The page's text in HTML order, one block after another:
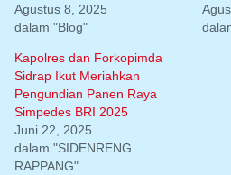
Agustus 8, 2025
dalam "Blog"
Kapolres dan Forkopimda
Sidrap Ikut Meriahkan
Pengundian Panen Raya
Simpedes BRI 2025
Juni 22, 2025
dalam "SIDENRENG
RAPPANG"